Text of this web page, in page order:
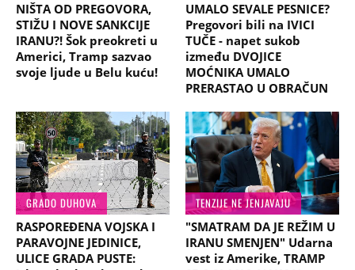
NIŠTA OD PREGOVORA,
STIŽU I NOVE SANKCIJE
IRANU?! Šok preokreti u
Americi, Tramp sazvao
svoje ljude u Belu kuću!
UMALO SEVALE PESNICE?
Pregovori bili na IVICI
TUČE - napet sukob
između DVOJICE
MOĆNIKA UMALO
PRERASTAO U OBRAČUN
GRADO DUHOVA
RASPOREĐENA VOJSKA I
PARAVOJNE JEDINICE,
ULICE GRADA PUSTE:
TENZIJE NE JENJAVAJU
"SMATRAM DA JE REŽIM U
IRANU SMENJEN" Udarna
vest iz Amerike, TRAMP